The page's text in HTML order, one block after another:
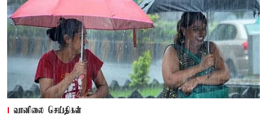
வானிலை செய்திகள்